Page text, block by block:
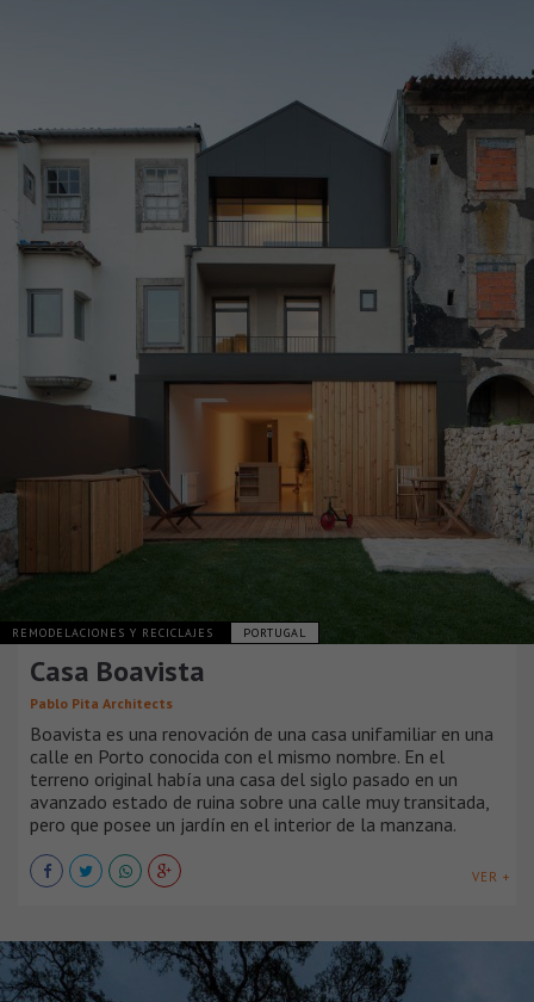
REMODELACIONES Y RECICLAJES PORTUGAL
Casa Boavista
Pablo Pita Architects
Boavista es una renovación de una casa unifamiliar en una
calle en Porto conocida con el mismo nombre. En el
terreno original había una casa del siglo pasado en un
avanzado estado de ruina sobre una calle muy transitada,
pero que posee un jardín en el interior de la manzana.
VER +